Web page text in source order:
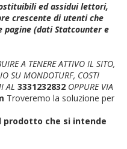
ed assidui lettori,
crescente di utenti che
(dati Statcounter e
A TENERE ATTIVO IL SITO,
SU MONDOTURF, COSTI
AL 3331232832 OPPURE VIA
Troveremo la soluzione per
prodotto che si intende